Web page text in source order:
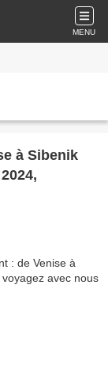
MENU
à Sibenik